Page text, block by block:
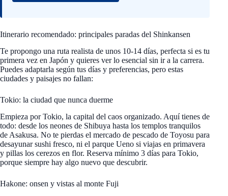
Itinerario recomendado: principales paradas del Shinkansen
Te propongo una ruta realista de unos 10-14 días, perfecta si es tu
primera vez en Japón y quieres ver lo esencial sin ir a la carrera.
Puedes adaptarla según tus días y preferencias, pero estas
ciudades y paisajes no fallan:
Tokio: la ciudad que nunca duerme
Empieza por Tokio, la capital del caos organizado. Aquí tienes de
todo: desde los neones de Shibuya hasta los templos tranquilos
de Asakusa. No te pierdas el mercado de pescado de Toyosu para
desayunar sushi fresco, ni el parque Ueno si viajas en primavera
y pillas los cerezos en flor. Reserva mínimo 3 días para Tokio,
porque siempre hay algo nuevo que descubrir.
Hakone: onsen y vistas al monte Fuji